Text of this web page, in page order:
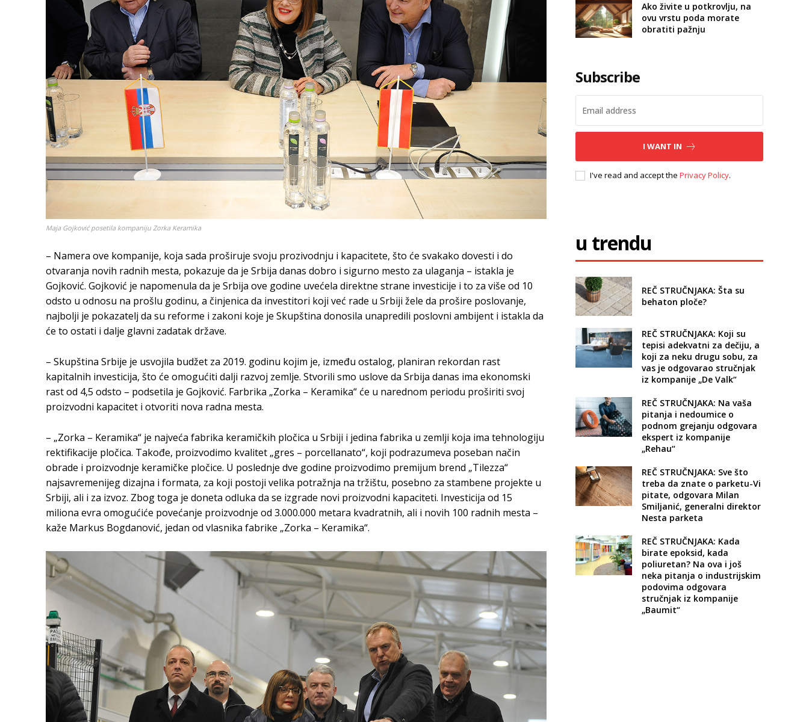
Maja Gojković posetila kompaniju Zorka Keramika
– Namera ove kompanije, koja sada proširuje svoju prozivodnju i kapacitete, što će svakako dovesti i do
otvaranja novih radnih mesta, pokazuje da je Srbija danas dobro i sigurno mesto za ulaganja – istakla je
Gojković. Gojković je napomenula da je Srbija ove godine uvećela direktne strane investicije i to za više od 10
odsto u odnosu na prošlu godinu, a činjenica da investitori koji već rade u Srbiji žele da prošire poslovanje,
najbolji je pokazatelj da su reforme i zakoni koje je Skupština donosila unapredili poslovni ambijent i istakla da
će to ostati i dalje glavni zadatak države.
– Skupština Srbije je usvojila budžet za 2019. godinu kojim je, između ostalog, planiran rekordan rast
kapitalnih investicija, što će omogućiti dalji razvoj zemlje. Stvorili smo uslove da Srbija danas ima ekonomski
rast od 4,5 odsto – podsetila je Gojković. Farbrika „Zorka – Keramika“ će u narednom periodu proširiti svoj
proizvodni kapacitet i otvoriti nova radna mesta.
– „Zorka – Keramika“ je najveća fabrika keramičkih pločica u Srbiji i jedina fabrika u zemlji koja ima tehnologiju
rektifikacije pločica. Takođe, proizvodimo kvalitet „gres – porcellanato“, koji podrazumeva poseban način
obrade i proizvodnje keramičke pločice. U poslednje dve godine proizvodimo premijum brend „Tilezza“
najsavremenijeg dizajna i formata, za koji postoji velika potražnja na tržištu, posebno za stambene projekte u
Srbiji, ali i za izvoz. Zbog toga je doneta odluka da se izgrade novi proizvodni kapaciteti. Investicija od 15
miliona evra omogućiće povećanje proizvodnje od 3.000.000 metara kvadratnih, ali i novih 100 radnih mesta –
kaže Markus Bogdanović, jedan od vlasnika fabrike „Zorka – Keramika“.
Ako živite u potkrovlju, na
ovu vrstu poda morate
obratiti pažnju
Subscribe
I WANT IN
I've read and accept thePrivacy Policy.
u trendu
REČ STRUČNJAKA: Šta su
behaton ploče?
REČ STRUČNJAKA: Koji su
tepisi adekvatni za dečiju, a
koji za neku drugu sobu, za
vas je odgovarao stručnjak
iz kompanije „De Valk“
REČ STRUČNJAKA: Na vaša
pitanja i nedoumice o
podnom grejanju odgovara
ekspert iz kompanije
„Rehau“
REČ STRUČNJAKA: Sve što
treba da znate o parketu-Vi
pitate, odgovara Milan
Smiljanić, generalni direktor
Nesta parketa
REČ STRUČNJAKA: Kada
birate epoksid, kada
poliuretan? Na ova i još
neka pitanja o industrijskim
podovima odgovara
stručnjak iz kompanije
„Baumit“